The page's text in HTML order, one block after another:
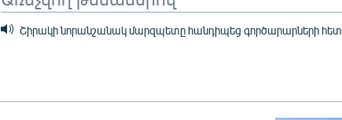
Շիրակի նորանշանակ մարզպետը հանդիպեց գործարարների հետ